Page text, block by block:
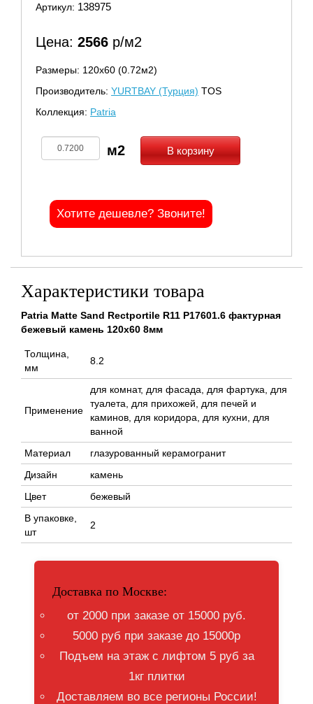
Артикул: 138975
Цена: 2566 р/м2
Размеры: 120х60 (0.72м2)
Производитель: YURTBAY (Турция) TOS
Коллекция: Patria
В корзину
Хотите дешевле? Звоните!
Характеристики товара
Patria Matte Sand Rectportile R11 P17601.6 фактурная
бежевый камень 120x60 8мм
Толщина,
мм
8.2
Применение
для комнат, для фасада, для фартука, для
туалета, для прихожей, для печей и
каминов, для коридора, для кухни, для
ванной
Материал
глазурованный керамогранит
Дизайн
камень
Цвет
бежевый
В упаковке,
шт
2
Доставка по Москве:
от 2000 при заказе от 15000 руб.
5000 руб при заказе до 15000р
Подъем на этаж с лифтом 5 руб за
1кг плитки
Доставляем во все регионы России!